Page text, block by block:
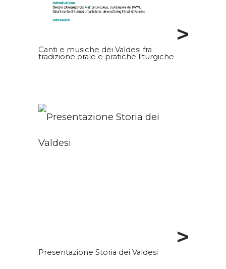
>
Canti e musiche dei Valdesi fra
tradizione orale e pratiche liturgiche
>
Presentazione Storia dei Valdesi